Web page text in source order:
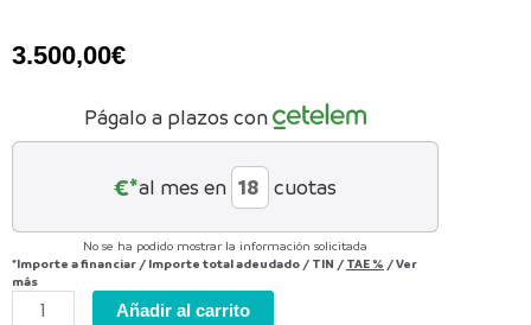
3.500,00€
Págalo a plazos con
€*al mes en cuotas
No se ha podido mostrar la información solicitada
*Importe a financiar / Importe total adeudado / TIN / TAE % /Ver
más
ROTWILD
R.X735
Añadir al carrito